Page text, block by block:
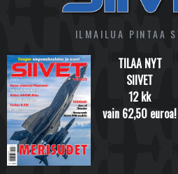
ILMAILUA PINTAA
TILAA NYT
SIIVET
12 kk
vain 62,50 euroa!